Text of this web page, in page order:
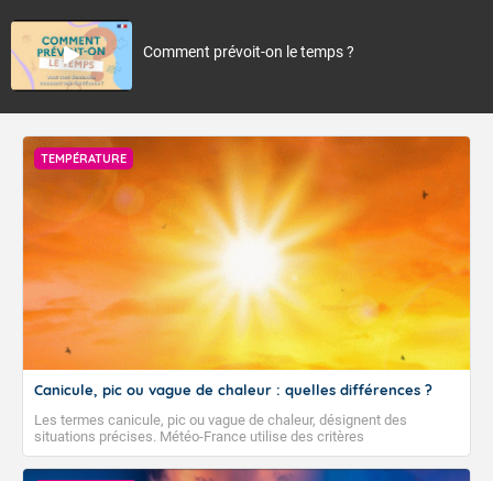
Comment prévoit-on le temps ?
TEMPÉRATURE
Canicule, pic ou vague de chaleur : quelles différences ?
Les termes canicule, pic ou vague de chaleur, désignent des
situations précises. Météo-France utilise des critères
climatologiques pour évaluer et qualifier les épisodes de chaleur qui
peuvent avoir des impacts sanitaires et socio-économiques